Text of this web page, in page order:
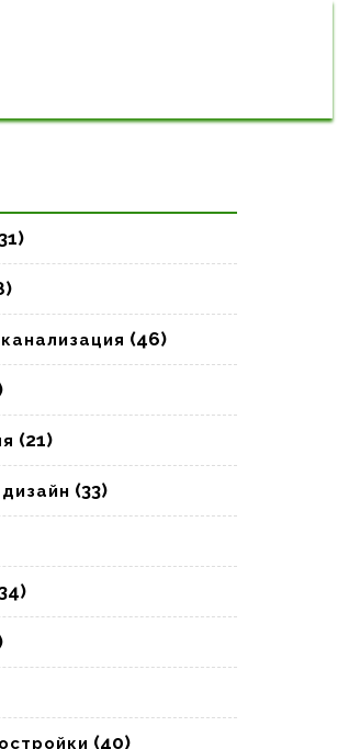
(46)
(21)
(33)
(40)